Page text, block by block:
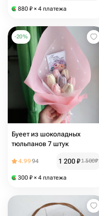
880 ₽ × 4 платежа
-20%
Буеет из шоколадных
тюльпанов 7 штук
4.9994 1 200₽1 500₽
300 ₽ × 4 платежа